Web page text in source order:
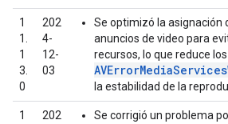
1
1.
1
3.
0
202
4-
12-
03
Se optimizó la asignación
anuncios de video para
recursos, lo que reduce
la estabilidad de la
1
202
Se corrigió un problema